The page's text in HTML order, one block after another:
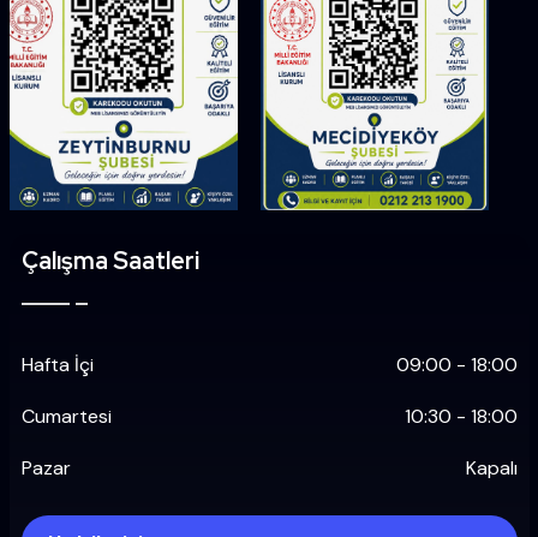
Çalışma Saatleri
Hafta İçi 09:00 - 18:00
Cumartesi 10:30 - 18:00
Pazar Kapalı